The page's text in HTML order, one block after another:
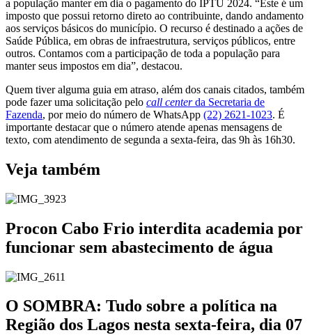
a população manter em dia o pagamento do IPTU 2024. “Este é um
imposto que possui retorno direto ao contribuinte, dando andamento
aos serviços básicos do município. O recurso é destinado a ações de
Saúde Pública, em obras de infraestrutura, serviços públicos, entre
outros. Contamos com a participação de toda a população para
manter seus impostos em dia”, destacou.
Quem tiver alguma guia em atraso, além dos canais citados, também
pode fazer uma solicitação pelo call centerda Secretaria de
Fazenda, por meio do número de WhatsApp (22) 2621-1023. É
importante destacar que o número atende apenas mensagens de
texto, com atendimento de segunda a sexta-feira, das 9h às 16h30.
Veja também
Procon Cabo Frio interdita academia por
funcionar sem abastecimento de água
O SOMBRA: Tudo sobre a política na
Região dos Lagos nesta sexta-feira, dia 07